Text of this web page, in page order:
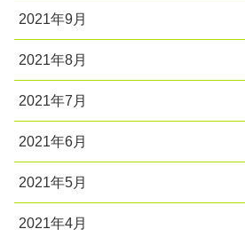
2021年9月
2021年8月
2021年7月
2021年6月
2021年5月
2021年4月